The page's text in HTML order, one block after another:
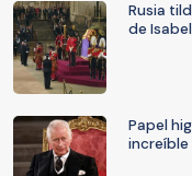
Rusia
de Isabel
Papel
increíble